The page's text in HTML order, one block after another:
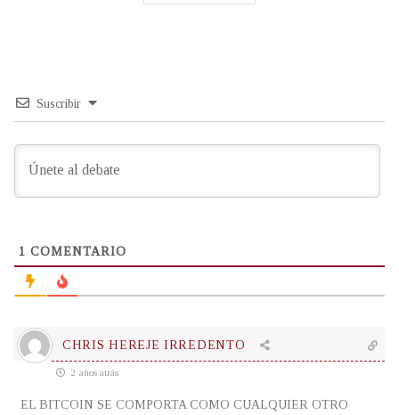
Suscribir
1 COMENTARIO
CHRIS HEREJE IRREDENTO
2 años atrás
EL BITCOIN SE COMPORTA COMO CUALQUIER OTRO